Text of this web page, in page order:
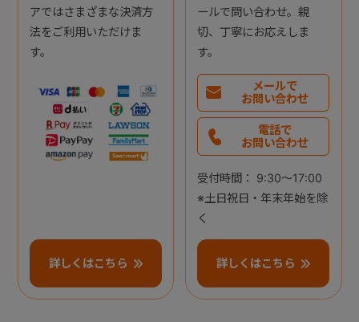
アではさまざまな決済方
法をご利用いただけま
す。
詳しくはこちら
ールで問い合わせ。親
切、丁寧にお応えしま
す。
メールで
お問い合わせ
電話で
お問い合わせ
受付時間： 9:30～17:00
※土日祝日・年末年始を除
く
詳しくはこちら